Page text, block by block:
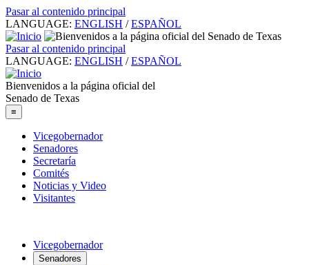
Pasar al contenido principal
LANGUAGE: ENGLISH / ESPAÑOL
Pasar al contenido principal
LANGUAGE: ENGLISH / ESPAÑOL
Bienvenidos a la página oficial del
Senado de Texas
≡
Vicegobernador
Senadores
Secretaría
Comités
Noticias y Video
Visitantes
Vicegobernador
Senadores